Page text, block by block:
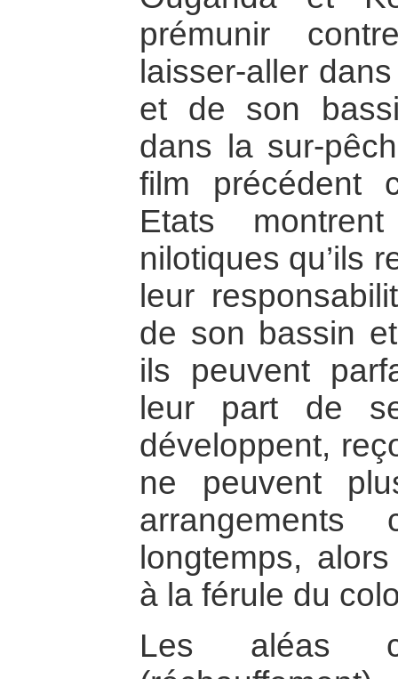
prémunir
laisser-aller
et de son
dans la sur-
film précédent
Etats
nilotiques qu’ils
leur
de son bassin
ils peuvent
leur part de
développent,
ne peuvent
longtemps,
à la férule du
Les aléas